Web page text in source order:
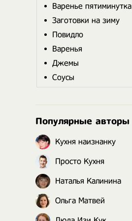
Варенье пятиминутка
Заготовки на зиму
Повидло
Варенья
Джемы
Соусы
Популярные авторы
Кухня наизнанку
Просто Кухня
Наталья Калинина
Ольга Матвей